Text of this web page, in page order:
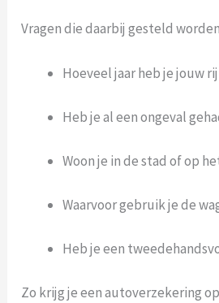
Vragen die daarbij gesteld
Hoeveel jaar heb je jouw
Heb je al een ongeval
Woon je in de stad of op
Waarvoor gebruik je de
Heb je een
Zo krijg je een autoverzekering